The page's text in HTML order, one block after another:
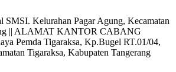
SMSI. Kelurahan Pagar Agung, Kecamatan
|| ALAMAT KANTOR CABANG
Pemda Tigaraksa, Kp.Bugel RT.01/04,
Tigaraksa, Kabupaten Tangerang